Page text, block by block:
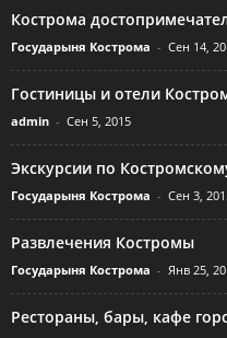
Кострома
Государыня Кострома - Сен 14,
Гостиницы и отели
admin - Сен 5, 2015
Экскурсии по
Государыня Кострома - Сен 3,
Развлечения Костромы
Государыня Кострома - Янв 25,
Рестораны, бары, кафе